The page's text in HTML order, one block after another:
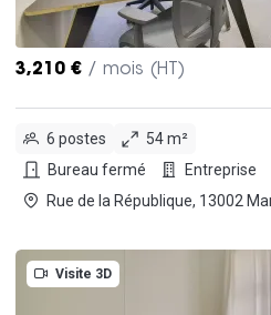
3,210 € / mois (HT)
6 postes
54 m²
Bureau fermé
Entreprise
Rue de la République,
Visite 3D